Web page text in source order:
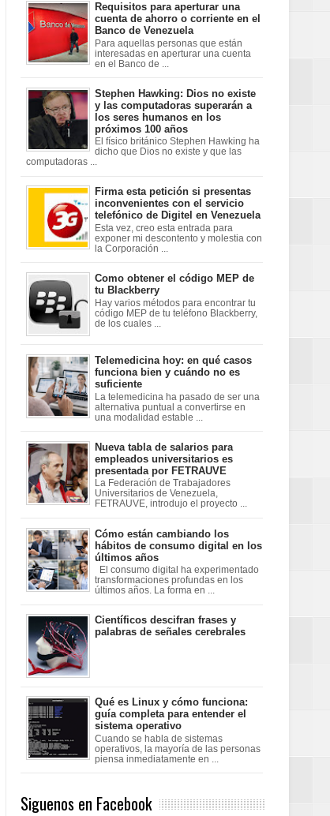
Requisitos para aperturar una
cuenta de ahorro o corriente en el
Banco de Venezuela
Para aquellas personas que están
interesadas en aperturar una cuenta
en el Banco de ...
Stephen Hawking: Dios no existe
y las computadoras superarán a
los seres humanos en los
próximos 100 años
El físico británico Stephen Hawking ha
dicho que Dios no existe y que las
computadoras ...
Firma esta petición si presentas
inconvenientes con el servicio
telefónico de Digitel en Venezuela
Esta vez, creo esta entrada para
exponer mi descontento y molestia con
la Corporación ...
Como obtener el código MEP de
tu Blackberry
Hay varios métodos para encontrar tu
código MEP de tu teléfono Blackberry,
de los cuales ...
Telemedicina hoy: en qué casos
funciona bien y cuándo no es
suficiente
La telemedicina ha pasado de ser una
alternativa puntual a convertirse en
una modalidad estable ...
Nueva tabla de salarios para
empleados universitarios es
presentada por FETRAUVE
La Federación de Trabajadores
Universitarios de Venezuela,
FETRAUVE, introdujo el proyecto ...
Cómo están cambiando los
hábitos de consumo digital en los
últimos años
El consumo digital ha experimentado
transformaciones profundas en los
últimos años. La forma en ...
Científicos descifran frases y
palabras de señales cerebrales
Qué es Linux y cómo funciona:
guía completa para entender el
sistema operativo
Cuando se habla de sistemas
operativos, la mayoría de las personas
piensa inmediatamente en ...
Siguenos en Facebook